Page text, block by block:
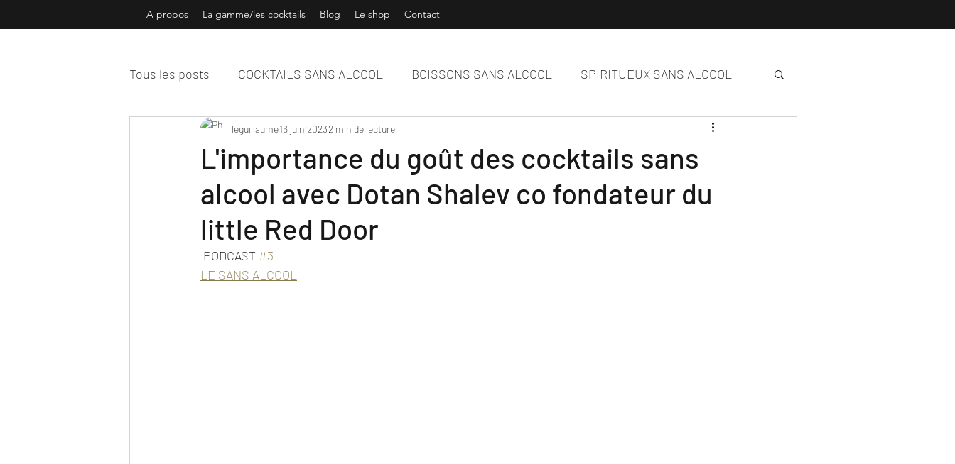
A propos La gamme/les cocktails Blog Le shop Contact
Tous les posts COCKTAILS SANS ALCOOL BOISSONS SANS ALCOOL SPIRITUEUX SANS ALCOOL
NOLOW PODCAST
L'importance du goût des cocktails sans
alcool avec Dotan Shalev co fondateur du
little Red Door
leguillaume16 juin 20232 min de lecture
PODCAST #3
LE SANS ALCOOL